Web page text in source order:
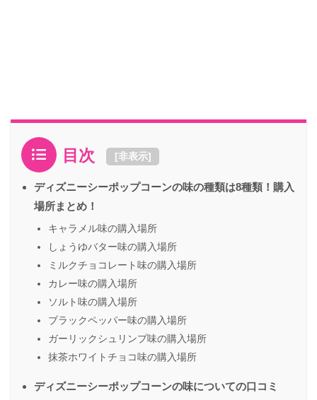
目次 [非表示]
ディズニーシーポップコーンの味の種類は8種類！購入
場所まとめ！
キャラメル味の購入場所
しょうゆバター味の購入場所
ミルクチョコレート味の購入場所
カレー味の購入場所
ソルト味の購入場所
ブラックペッパー味の購入場所
ガーリックシュリンプ味の購入場所
抹茶ホワイトチョコ味の購入場所
ディズニーシーポップコーンの味についての口コミ